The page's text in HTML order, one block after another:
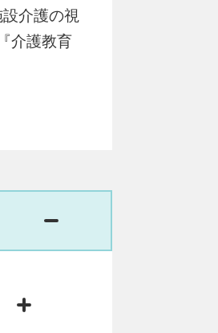
介護の視
介護教育